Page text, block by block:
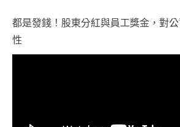
都是發錢！股東分紅與員工獎金，對
性